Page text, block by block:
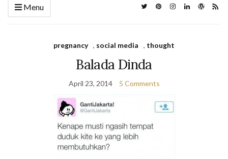
Menu
pregnancy , social media , thought
Balada Dinda
April 23, 2014 5 Comments